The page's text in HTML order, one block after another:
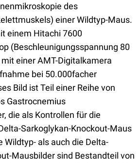
des
einer Wildtyp-Maus.
einem Hitachi 7600
(Beschleunigungsspannung 80
einer AMT-Digitalkamera
bei 50.000facher
Bild ist Teil einer Reihe von
Gastrocnemius
die als Kontrollen für die
Sarkoglykan-Knockout-Maus
Wildtyp- als auch die Delta-
Mausbilder sind Bestandteil von